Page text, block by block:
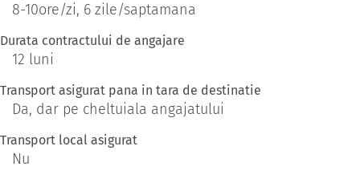
8-10ore/zi, 6 zile/saptamana
Durata contractului de angajare
12 luni
Transport asigurat pana in tara de destinatie
Da, dar pe cheltuiala angajatului
Transport local asigurat
Nu